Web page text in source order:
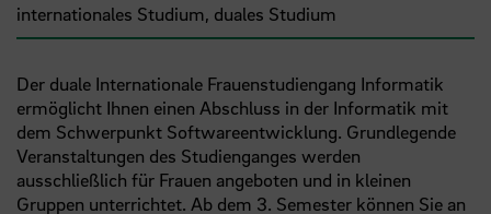
internationales Studium, duales Studium
Der duale Internationale Frauenstudiengang Informatik
ermöglicht Ihnen einen Abschluss in der Informatik mit
dem Schwerpunkt Softwareentwicklung. Grundlegende
Veranstaltungen des Studienganges werden
ausschließlich für Frauen angeboten und in kleinen
Gruppen unterrichtet. Ab dem 3. Semester können Sie an